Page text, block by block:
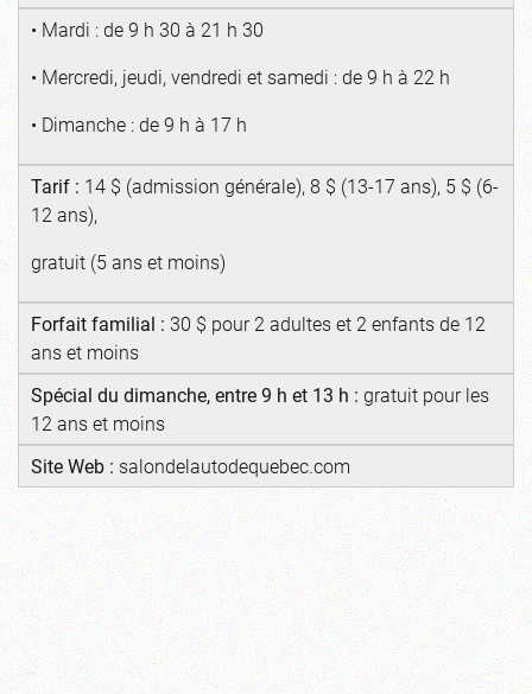
• Mardi : de 9 h 30 à 21 h 30
• Mercredi, jeudi, vendredi et samedi : de 9 h à 22 h
• Dimanche : de 9 h à 17 h
Tarif : 14 $ (admission générale), 8 $ (13-17 ans), 5 $ (6-
12 ans),
gratuit (5 ans et moins)
Forfait familial : 30 $ pour 2 adultes et 2 enfants de 12
ans et moins
Spécial du dimanche, entre 9 h et 13 h : gratuit pour les
12 ans et moins
Site Web : salondelautodequebec.com